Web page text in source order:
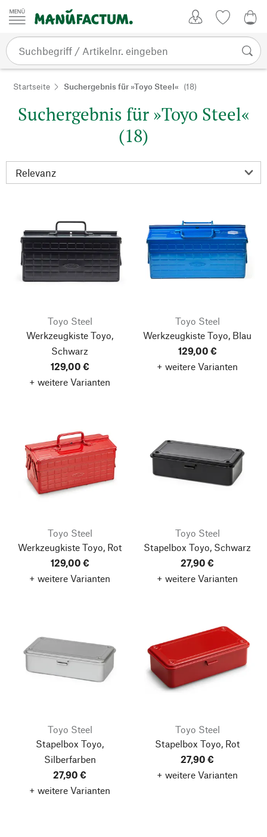
Zum Inhalt springen
Startseite Suchergebnis für »Toyo Steel« (18)
Suchergebnis für »Toyo Steel«
(18)
Toyo Steel
Werkzeugkiste Toyo,
Schwarz
129,00 €
+ weitere Varianten
Toyo Steel
Werkzeugkiste Toyo, Blau
129,00 €
+ weitere Varianten
Toyo Steel
Werkzeugkiste Toyo, Rot
129,00 €
+ weitere Varianten
Toyo Steel
Stapelbox Toyo, Schwarz
27,90 €
+ weitere Varianten
Toyo Steel
Stapelbox Toyo,
Silberfarben
27,90 €
+ weitere Varianten
Toyo Steel
Stapelbox Toyo, Rot
27,90 €
+ weitere Varianten